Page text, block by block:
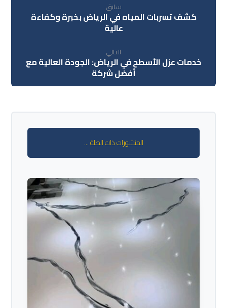
سابق
كشف تسربات المياه في الرياض بخبرة وكفاءة
عالية
التالي
خدمات عزل الأسطح في الرياض: الجودة العالية مع
أفضل شركة
المنشورات ذات الصلة ...